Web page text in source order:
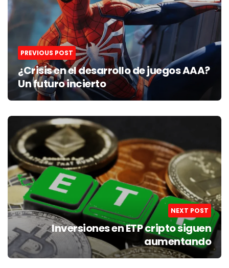
PREVIOUS POST
¿Crisis en el desarrollo de juegos AAA?
Un futuro incierto
NEXT POST
Inversiones en ETP cripto siguen
aumentando